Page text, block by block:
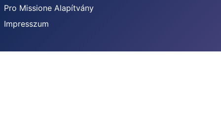
Pro Missione Alapítvány
Impresszum